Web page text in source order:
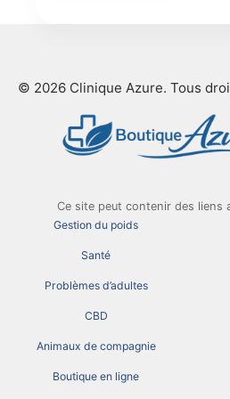
© 2026 Clinique Azure. Tous
Ce site peut contenir des liens
Gestion du poids
Santé
Problèmes d’adultes
CBD
Animaux de compagnie
Boutique en ligne